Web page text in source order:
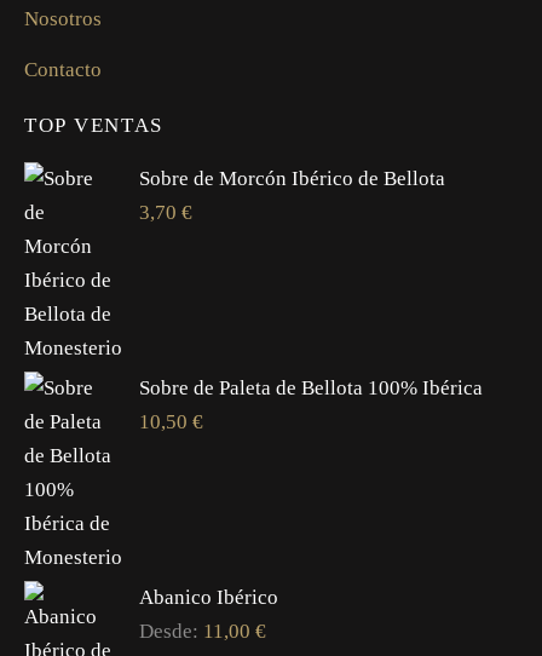
Nosotros
Contacto
TOP VENTAS
Sobre de Morcón Ibérico de Bellota
3,70 €
Sobre de Paleta de Bellota 100% Ibérica
10,50 €
Abanico Ibérico
Desde: 11,00 €